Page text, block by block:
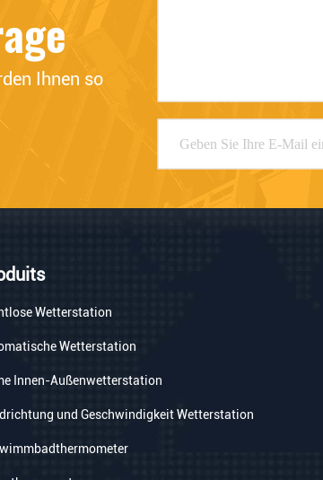
Ihnen so
Wetterstation
Wetterstation
Innen-Außenwetterstation
und Geschwindigkeit Wetterstation